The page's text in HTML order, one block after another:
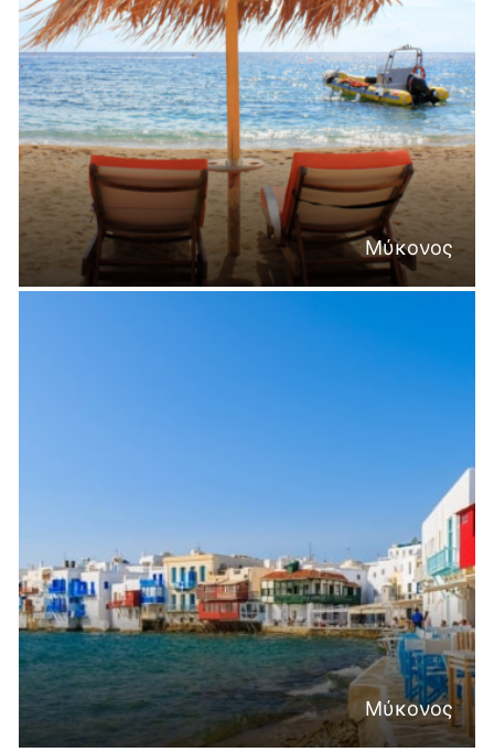
Μύκονος
Μύκονος